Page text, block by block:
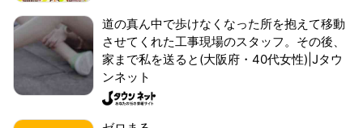
道の真ん中で歩けなくなった所を抱えて移動
させてくれた工事現場のスタッフ。その後、
家まで私を送ると(大阪府・40代女性)|Jタウ
ンネット